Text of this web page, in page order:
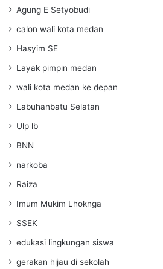
Agung E Setyobudi
calon wali kota medan
Hasyim SE
Layak pimpin medan
wali kota medan ke depan
Labuhanbatu Selatan
Ulp lb
BNN
narkoba
Raiza
Imum Mukim Lhoknga
SSEK
edukasi lingkungan siswa
gerakan hijau di sekolah